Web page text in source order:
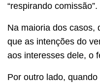
“respirando comissão”.
Na maioria dos casos,
que as intenções do
aos interesses dele, o
Por outro lado,